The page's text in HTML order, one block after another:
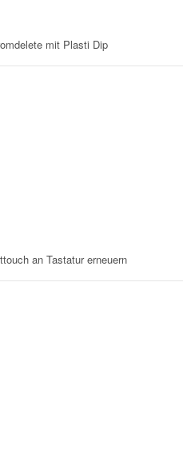
mit Plasti Dip
an Tastatur erneuern